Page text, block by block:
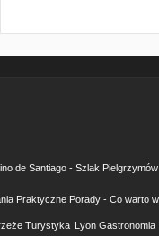
de Santiago - Szlak Pielgrzymów
Praktyczne Porady - Co warto
Turystyka Lyon Gastronomia